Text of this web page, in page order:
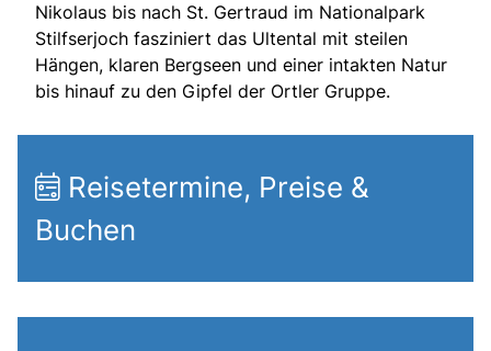
Nikolaus bis nach St. Gertraud im Nationalpark
Stilfserjoch fasziniert das Ultental mit steilen
Hängen, klaren Bergseen und einer intakten Natur
bis hinauf zu den Gipfel der Ortler Gruppe.
Reisetermine, Preise &
Buchen